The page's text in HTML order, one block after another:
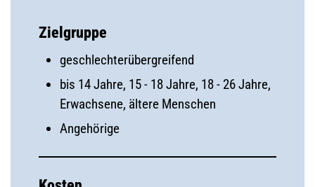
Zielgruppe
geschlechterübergreifend
bis 14 Jahre, 15 - 18 Jahre, 18 - 26 Jahre,
Erwachsene, ältere Menschen
Angehörige